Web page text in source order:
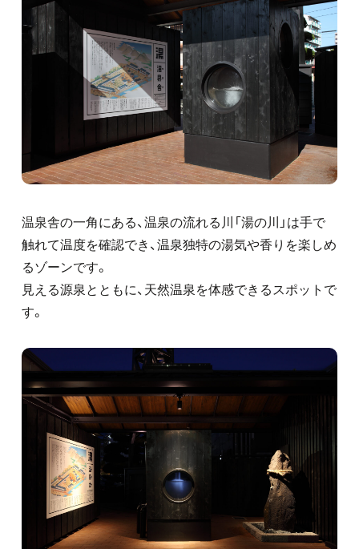
温泉舎の一角にある、温泉の流れる川「湯の川」は手で
触れて温度を確認でき、温泉独特の湯気や香りを楽しめ
るゾーンです。
見える源泉とともに、天然温泉を体感できるスポットで
す。